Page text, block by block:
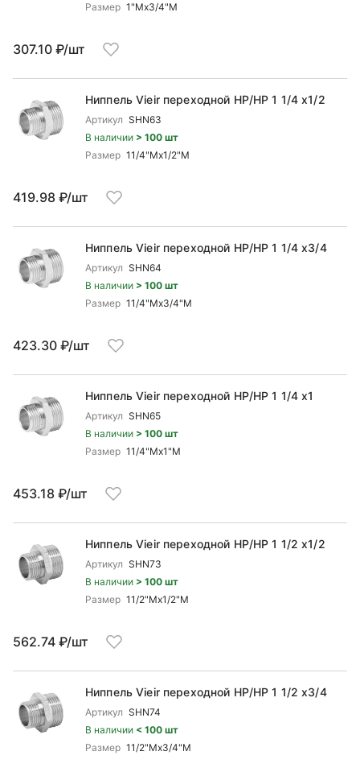
Размер 1"Mx3/4"М
307.10 ₽/шт
Ниппель Vieir переходной НР/НР 1 1/4 x1/2
Артикул SHN63
В наличии > 100 шт
Размер 11/4"Mx1/2"М
419.98 ₽/шт
Ниппель Vieir переходной НР/НР 1 1/4 x3/4
Артикул SHN64
В наличии > 100 шт
Размер 11/4"Mx3/4"М
423.30 ₽/шт
Ниппель Vieir переходной НР/НР 1 1/4 x1
Артикул SHN65
В наличии > 100 шт
Размер 11/4"Mx1"М
453.18 ₽/шт
Ниппель Vieir переходной НР/НР 1 1/2 x1/2
Артикул SHN73
В наличии > 100 шт
Размер 11/2"Mx1/2"М
562.74 ₽/шт
Ниппель Vieir переходной НР/НР 1 1/2 x3/4
Артикул SHN74
В наличии < 100 шт
Размер 11/2"Mx3/4"М